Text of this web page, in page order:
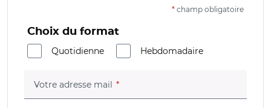
* champ obligatoire
Choix du format
Quotidienne
Hebdomadaire
Votre adresse mail (champ obligatoire)